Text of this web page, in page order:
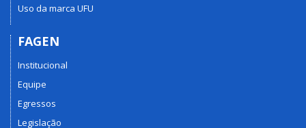
Uso da marca UFU
FAGEN
Institucional
Equipe
Egressos
Legislação